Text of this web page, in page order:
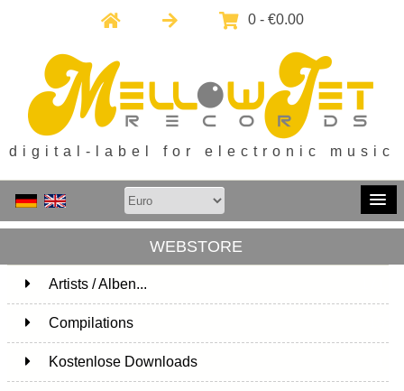
0 - €0.00
digital-label for electronic music
WEBSTORE
Artists / Alben...
Compilations
Kostenlose Downloads